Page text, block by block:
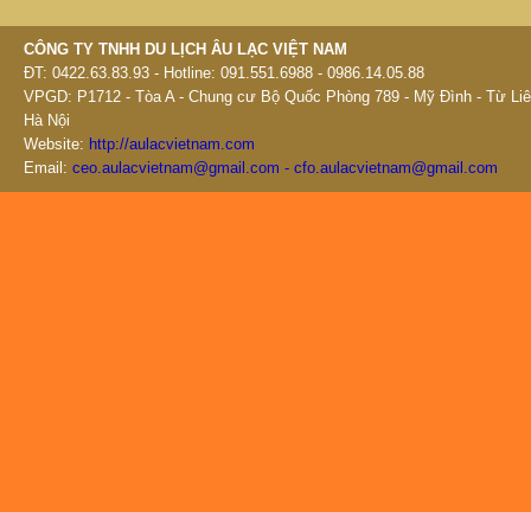
CÔNG TY TNHH DU LỊCH ÂU LẠC VIỆT NAM
ĐT: 0422.63.83.93 - Hotline: 091.551.6988 - 0986.14.05.88
VPGD: P1712 - Tòa A - Chung cư Bộ Quốc Phòng 789 - Mỹ Đình - Từ
Hà Nội
Website: http://aulacvietnam.com
Email: ceo.aulacvietnam@gmail.com - cfo.aulacvietnam@gmail.com